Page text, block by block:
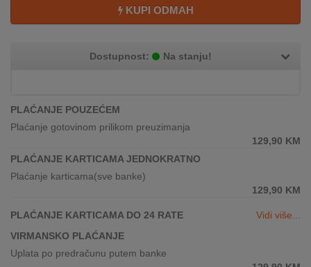
O
KUPITI?
IZ
INOSTRANSTVA
ENERGETSKE
UČINKOVITOSTI
DIGITALIS
KUPI ODMAH
Dostupnost: Na stanju!
PLAĆANJE POUZEĆEM
Plaćanje gotovinom prilikom preuzimanja
129,90 KM
PLAĆANJE KARTICAMA JEDNOKRATNO
Plaćanje karticama(sve banke)
129,90 KM
PLAĆANJE KARTICAMA DO 24 RATE
Vidi više...
VIRMANSKO PLAĆANJE
Uplata po predračunu putem banke